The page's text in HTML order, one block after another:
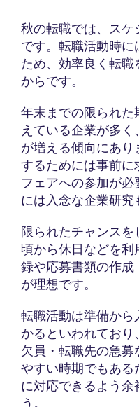
秋の転職では、ス
です。転職活動時
ため、効率良く転
からです。
年末までの限られ
えている企業が多く
が増える傾向にあ
するためには事前
フェアへの参加が
には入念な企業研究
限られたチャンス
頃から休日などを利
録や応募書類の作
が理想です。
転職活動は準備か
かるといわれてお
欠員・転職先の急募
やすい時期でもある
に対応できるよう余
う。